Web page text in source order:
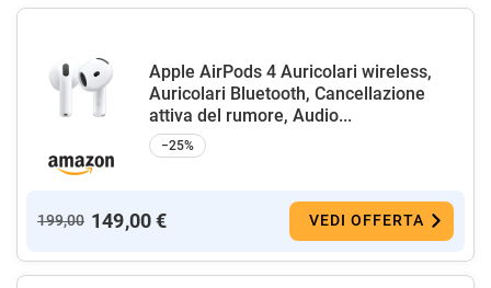
Apple AirPods 4 Auricolari wireless,
Auricolari Bluetooth, Cancellazione
attiva del rumore, Audio...
−25%
199,00 149,00 € VEDI OFFERTA